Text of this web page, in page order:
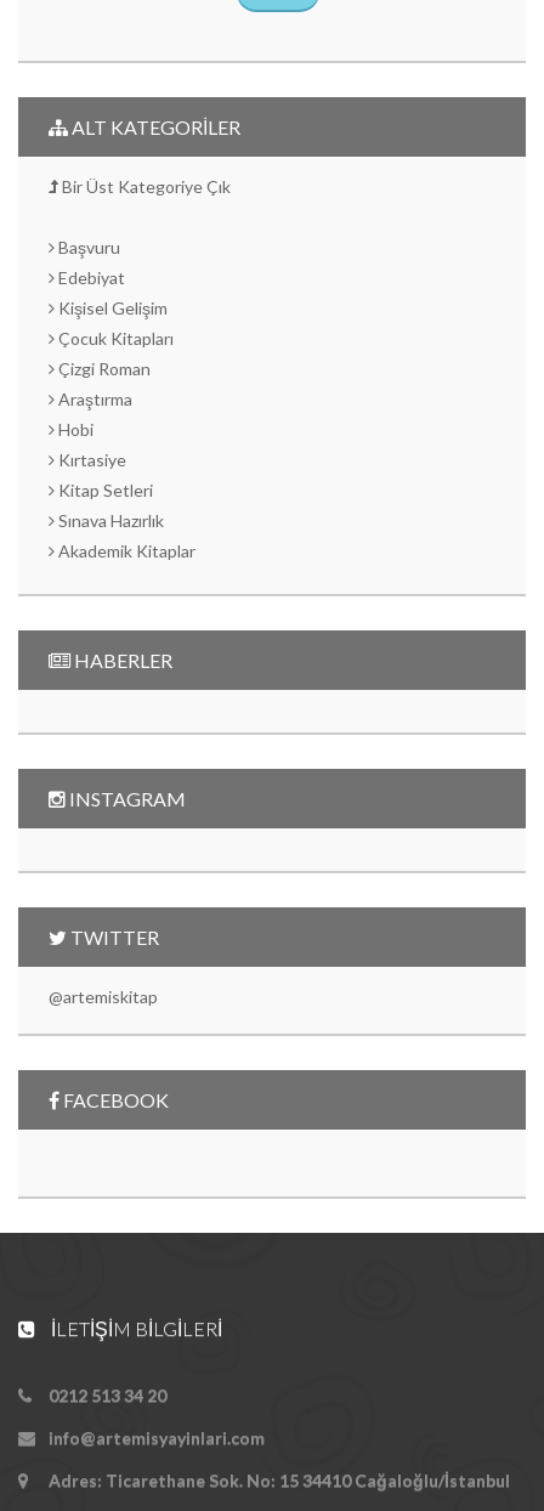
ALT KATEGORİLER
Bir Üst Kategoriye Çık
Başvuru
Edebiyat
Kişisel Gelişim
Çocuk Kitapları
Çizgi Roman
Araştırma
Hobi
Kırtasiye
Kitap Setleri
Sınava Hazırlık
Akademik Kitaplar
HABERLER
INSTAGRAM
TWITTER
@artemiskitap
FACEBOOK
İLETIŞIM BILGILERI
0212 513 34 20
info@artemisyayinlari.com
Adres: Ticarethane Sok. No: 15 34410 Cağaloğlu/İstanbul